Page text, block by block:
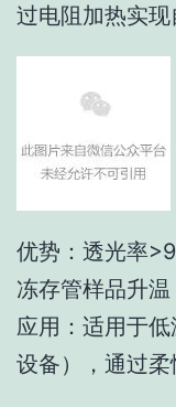
过电阻加热实
优势：透光率
冻存管样品升温
应用：适用于
设备），通过柔